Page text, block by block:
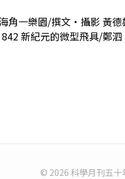
角一樂園/撰文・攝影 黃
新紀元的微型飛具/鄭泗
© 2026 科學月刊五